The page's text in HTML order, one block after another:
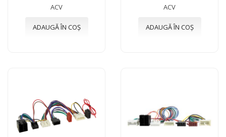
ACV
ADAUGĂ ÎN COȘ
ACV
ADAUGĂ ÎN COȘ